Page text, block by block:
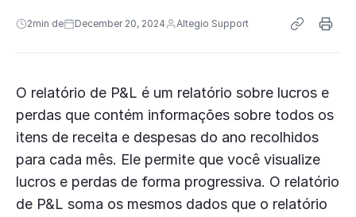
2min de December 20, 2024 Altegio Support
O relatório de P&L é um relatório sobre lucros e
perdas que contém informações sobre todos os
itens de receita e despesas do ano recolhidos
para cada mês. Ele permite que você visualize
lucros e perdas de forma progressiva. O relatório
de P&L soma os mesmos dados que o relatório